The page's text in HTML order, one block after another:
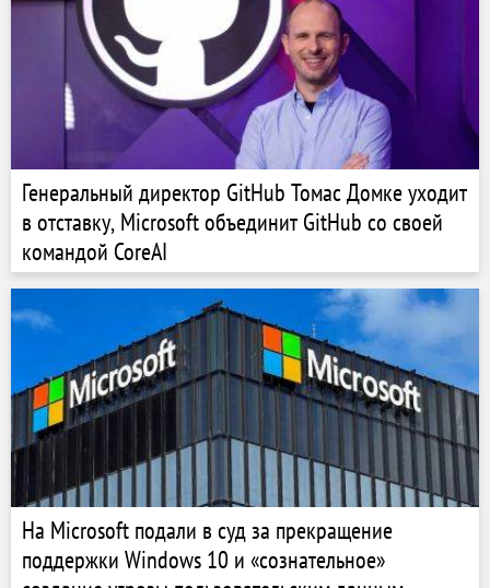
Генеральный директор GitHub Томас Домке уходит
в отставку, Microsoft объединит GitHub со своей
командой CoreAI
На Microsoft подали в суд за прекращение
поддержки Windows 10 и «сознательное»